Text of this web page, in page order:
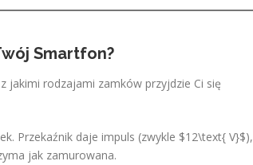
Smartfon?
jakimi rodzajami zamków przyjdzie Ci się
Przekaźnik daje impuls (zwykle $12\text{ V}$),
jak zamurowana.